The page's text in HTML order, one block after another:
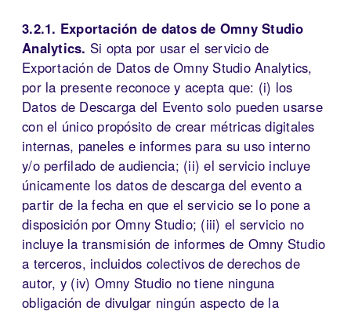
3.2.1. Exportación de datos de Omny Studio
Analytics. Si opta por usar el servicio de
Exportación de Datos de Omny Studio Analytics,
por la presente reconoce y acepta que: (i) los
Datos de Descarga del Evento solo pueden usarse
con el único propósito de crear métricas digitales
internas, paneles e informes para su uso interno
y/o perfilado de audiencia; (ii) el servicio incluye
únicamente los datos de descarga del evento a
partir de la fecha en que el servicio se lo pone a
disposición por Omny Studio; (iii) el servicio no
incluye la transmisión de informes de Omny Studio
a terceros, incluidos colectivos de derechos de
autor, y (iv) Omny Studio no tiene ninguna
obligación de divulgar ningún aspecto de la